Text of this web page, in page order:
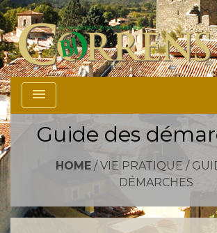
menu
Guide des
HOME/ VIE PRATIQUE /
DÉMARCHES